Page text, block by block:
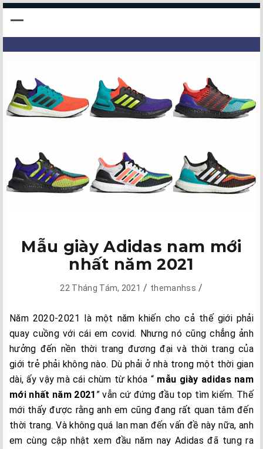
Mẫu giày Adidas nam mới
nhất năm 2021
22 Tháng Tám, 2021 / themanhss /
Năm 2020-2021 là một năm khiến cho cả thế giới phải
quay cuồng với cái em covid. Nhưng nó cũng chẳng ảnh
hưởng đến nền thời trang đương đại và thời trang của
giới trẻ phải không nào. Dù phải ở nhà trong một thời gian
dài, ấy vậy mà cái chùm từ khóa “ mẫu giày adidas nam
mới nhất năm 2021 ” vẫn cứ đứng đầu top tìm kiếm. Thế
mới thấy được rằng anh em cũng đang rất quan tâm đến
thời trang. Và không quá lan man đến vấn đề này nữa, anh
em cùng cập nhật xem đầu năm nay Adidas đã tung ra